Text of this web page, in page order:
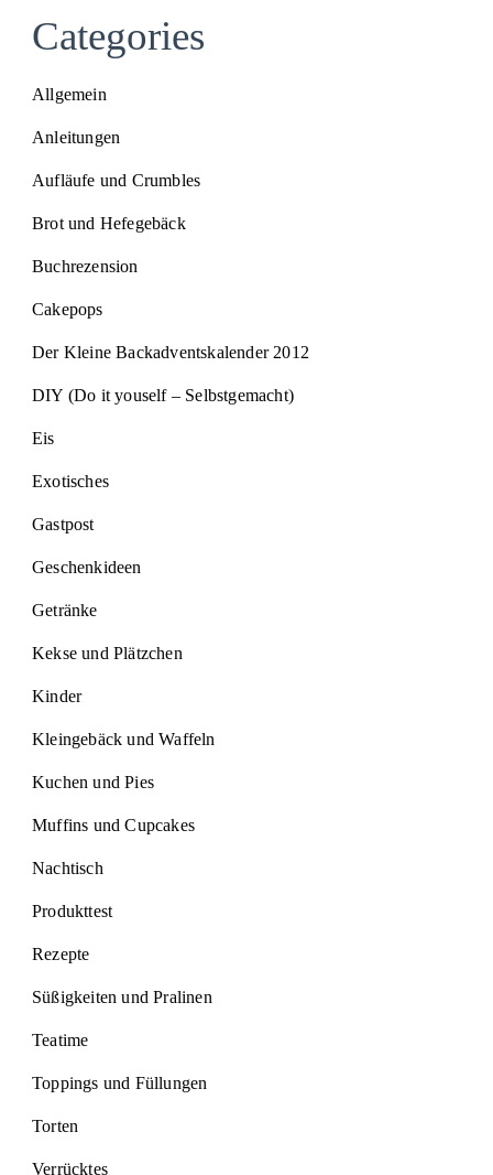
Categories
Allgemein
Anleitungen
Aufläufe und Crumbles
Brot und Hefegebäck
Buchrezension
Cakepops
Der Kleine Backadventskalender 2012
DIY (Do it youself – Selbstgemacht)
Eis
Exotisches
Gastpost
Geschenkideen
Getränke
Kekse und Plätzchen
Kinder
Kleingebäck und Waffeln
Kuchen und Pies
Muffins und Cupcakes
Nachtisch
Produkttest
Rezepte
Süßigkeiten und Pralinen
Teatime
Toppings und Füllungen
Torten
Verrücktes